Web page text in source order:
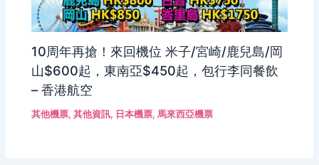
10周年再搶！來回機位 米子/宮崎/鹿兒島/岡
山$600起，東南亞$450起，包行李同餐飲
– 香港航空
其他機票,其他資訊, 日本機票,馬來西亞機票